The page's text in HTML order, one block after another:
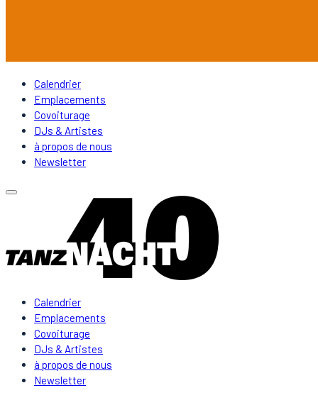
Calendrier
Emplacements
Covoiturage
DJs & Artistes
à propos de nous
Newsletter
Calendrier
Emplacements
Covoiturage
DJs & Artistes
à propos de nous
Newsletter